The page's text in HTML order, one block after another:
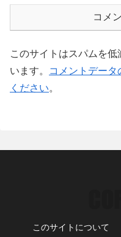
コメ
このサイトはスパムを
います。
コメントデー
ください。
このサイトについて